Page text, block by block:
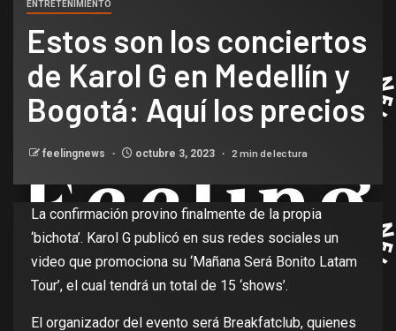
ENTRETENIMIENTO
Estos son los conciertos
de Karol G en Medellín y
Bogotá: Aquí los precios
feelingnews octubre 3, 2023 2 min de lectura
La confirmación provino finalmente de la propia
‘bichota’. Karol G publicó en sus redes sociales un
video que promociona su ‘Mañana Será Bonito Latam
Tour’, el cual tendrá un total de 15 ‘shows’.
El organizador del evento será Breakfatclub, quienes